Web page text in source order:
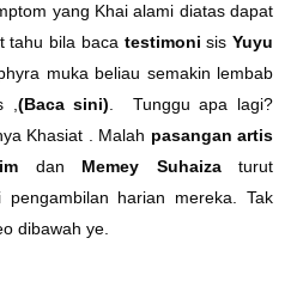
yang Khai alami diatas dapat
tahu bila baca testimoni sisYuyu
muka beliau semakin lembab
(Baca sini) . Tunggu apa lagi?
Khasiat . Malah pasangan artis
dan Memey Suhaizaturut
pengambilan harian mereka. Tak
dibawah ye.